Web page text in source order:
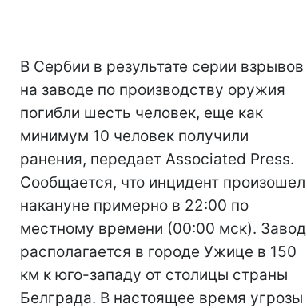
В Сербии в результате серии взрывов
на заводе по производству оружия
погибли шесть человек, еще как
минимум 10 человек получили
ранения, передает Associated Press.
Сообщается, что инцидент произошел
накануне примерно в 22:00 по
местному времени (00:00 мск). Завод
располагается в городе Ужице в 150
км к юго-западу от столицы страны
Белграда. В настоящее время угрозы